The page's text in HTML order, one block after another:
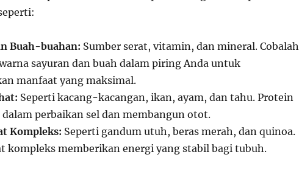
Buah-buahan: Sumber serat, vitamin, dan mineral. Cobalah
sayuran dan buah dalam piring Anda untuk
manfaat yang maksimal.
Seperti kacang-kacangan, ikan, ayam, dan tahu. Protein
perbaikan sel dan membangun otot.
Kompleks: Seperti gandum utuh, beras merah, dan quinoa.
kompleks memberikan energi yang stabil bagi tubuh.